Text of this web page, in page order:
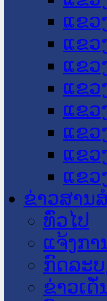
ແຂວ
ແຂວ
ແຂວ
ແຂວ
ແຂວ
ແຂວ
ແຂວ
ແຂວ
ຂ່າວສານ
​ທົ່ວ​ໄປ
ແຈ້ງກາ
ກົດລະ
ຂ່າວເດັ່